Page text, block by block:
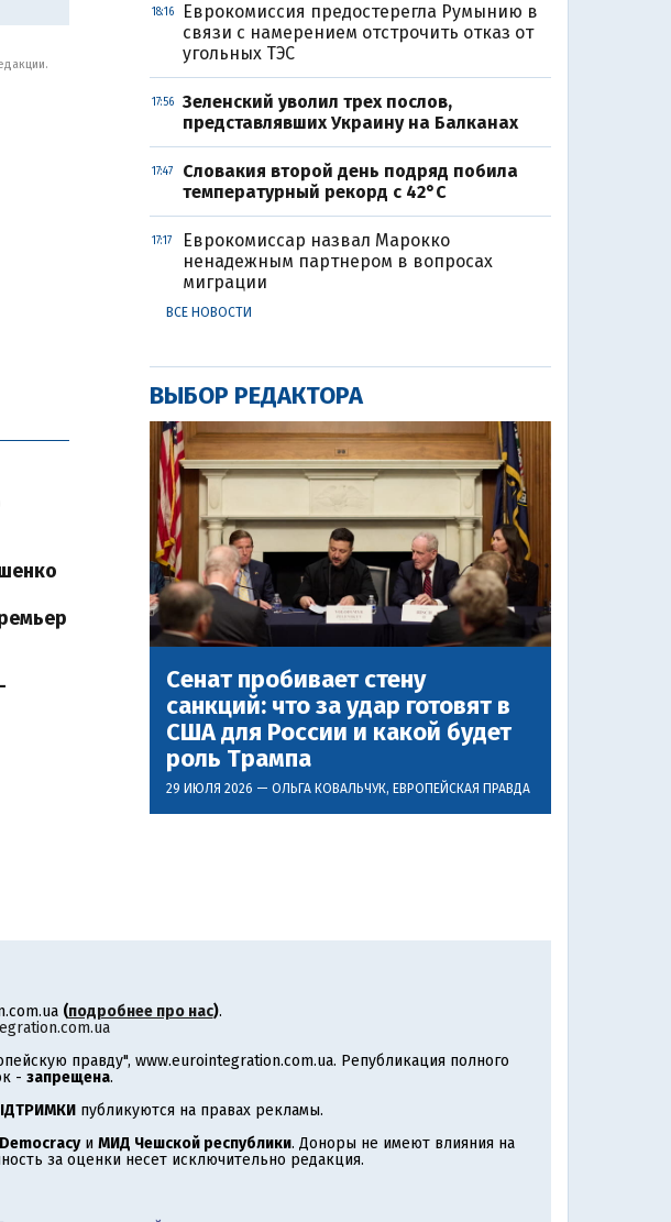
18:16
Еврокомиссия предостерегла Румынию в
связи с намерением отстрочить отказ от
угольных ТЭС
17:56
Зеленский уволил трех послов,
представлявших Украину на Балканах
17:47
Словакия второй день подряд побила
температурный рекорд с 42°C
17:17
Еврокомиссар назвал Марокко
ненадежным партнером в вопросах
миграции
ВСЕ НОВОСТИ
ВЫБОР РЕДАКТОРА
Сенат пробивает стену
санкций: что за удар готовят в
США для России и какой будет
роль Трампа
29 ИЮЛЯ 2026 — ОЛЬГА КОВАЛЬЧУК, ЕВРОПЕЙСКАЯ ПРАВДА
(подробнее про нас).
правду", www.eurointegration.com.ua. Републикация полного
- запрещена.
публикуются на правах рекламы.
и МИД Чешской республики. Доноры не имеют влияния на
за оценки несет исключительно редакция.